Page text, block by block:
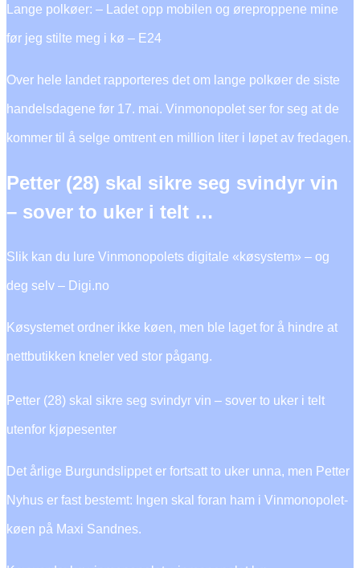
Lange polkøer: – Ladet opp mobilen og øreproppene mine
før jeg stilte meg i kø – E24
Over hele landet rapporteres det om lange polkøer de siste
handelsdagene før 17. mai. Vinmonopolet ser for seg at de
kommer til å selge omtrent en million liter i løpet av fredagen.
Petter (28) skal sikre seg svindyr vin
– sover to uker i telt …
Slik kan du lure Vinmonopolets digitale «køsystem» – og
deg selv – Digi.no
Køsystemet ordner ikke køen, men ble laget for å hindre at
nettbutikken kneler ved stor pågang.
Petter (28) skal sikre seg svindyr vin – sover to uker i telt
utenfor kjøpesenter
Det årlige Burgundslippet er fortsatt to uker unna, men Petter
Nyhus er fast bestemt: Ingen skal foran ham i Vinmonopolet-
køen på Maxi Sandnes.